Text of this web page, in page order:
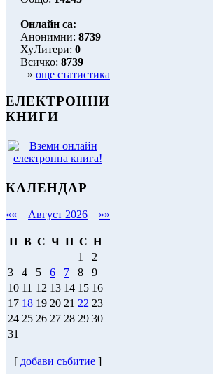
Онлайн са:
Анонимни: 8739
ХуЛитери: 0
Всичко: 8739
» още статистика
ЕЛЕКТРОННИ
КНИГИ
КАЛЕНДАР
«« Август 2026 »»
П В С Ч П С Н
1
2
3
4 5 6 7 8
9
10 11 12 13 14 15 16
17 18 19 20 21 22 23
24 25 26 27 28 29 30
31
[ добави събитие ]